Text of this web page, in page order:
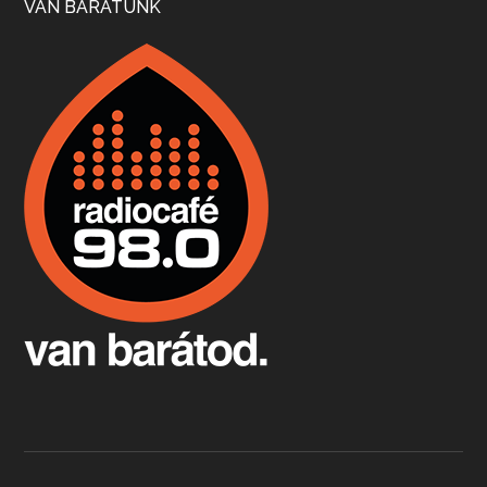
Boston, teadélután, bab és homár
Apr 9, 2026 • 00:37:17
Fermentáljunk, a testünk meghálálja!
Apr 3, 2026 • 00:36:07
VAN BARÁTUNK